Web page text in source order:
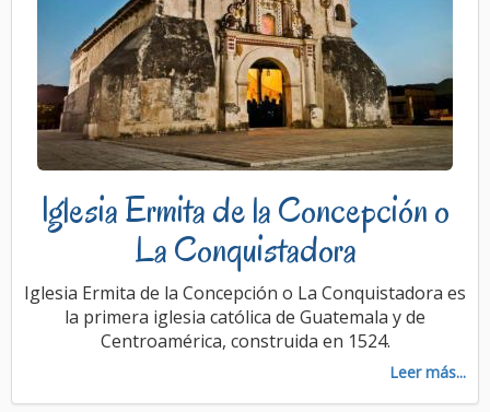
Iglesia Ermita de la Concepción o
La Conquistadora
Iglesia Ermita de la Concepción o La Conquistadora es
la primera iglesia católica de Guatemala y de
Centroamérica, construida en 1524.
Leer más...